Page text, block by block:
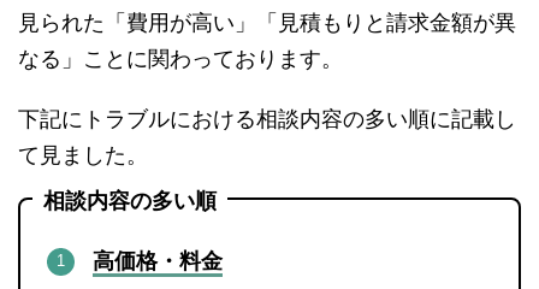
見られた「費用が高い」「見積もりと請求金額が異
なる」ことに関わっております。
下記にトラブルにおける相談内容の多い順に記載し
て見ました。
相談内容の多い順
高価格・料金